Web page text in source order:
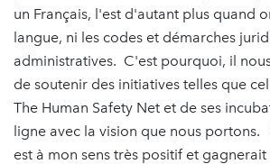
un Français, l'est d'autant plus quand
langue, ni les codes et démarches
administratives. C'est pourquoi, il
de soutenir des initiatives telles que
The Human Safety Net et de ses
ligne avec la vision que nous
est à mon sens très positif et